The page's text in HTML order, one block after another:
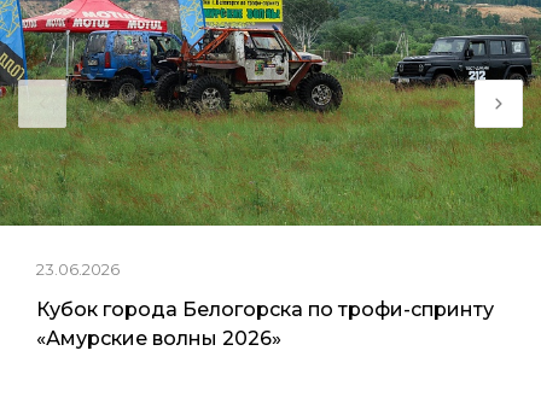
23.06.2026
Кубок города Белогорска по трофи-спринту
«Амурские волны 2026»